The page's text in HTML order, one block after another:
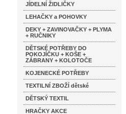
JÍDELNÍ ŽIDLIČKY
LEHAČKY a POHOVKY
DEKY + ZAVINOVAČKY + PLYMA
+ RUČNIKY
DĚTSKÉ POTŘEBY DO
POKOJÍČKU + KOŠE +
ZÁBRANY + KOLOTOČE
KOJENECKÉ POTŘEBY
TEXTILNÍ ZBOŽÍ dětské
DĚTSKÝ TEXTIL
HRAČKY AKCE